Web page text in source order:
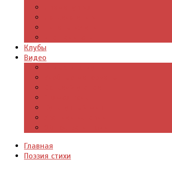
Клубы
Видео
Главная
Поэзия стихи